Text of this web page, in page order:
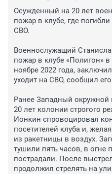
Осужденный на 20 лет
пожар в клубе, где
СВО.
Военнослужащий
пожар в клубе «Полигон»
ноябре 2022 года,
уходит на СВО, сообщил
Ранее Западный
20 лет колонии строгого
Ионкин спровоцировал
посетителей клуба и,
из ракетницы в воздух.
тушили пять часов, в огне
пострадали. После
продолжил стрелять на